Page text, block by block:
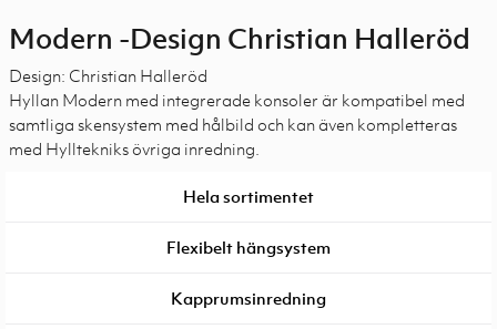
Modern -Design Christian Halleröd
Design: Christian Halleröd
Hyllan Modern med integrerade konsoler är kompatibel med
samtliga skensystem med hålbild och kan även kompletteras
med Hylltekniks övriga inredning.
Hela sortimentet
Flexibelt hängsystem
Kapprumsinredning